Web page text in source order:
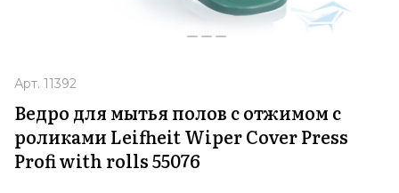
Арт. 11392
Ведро для мытья полов с отжимом с
роликами Leifheit Wiper Cover Press
Profi with rolls 55076